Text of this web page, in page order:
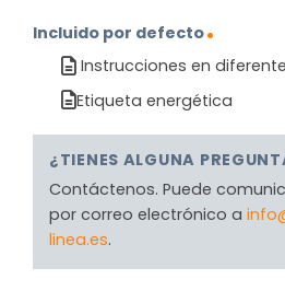
Incluido por defecto
Instrucciones en
Etiqueta energética
¿TIENES ALGUNA
Contáctenos. Puede
por correo electrónico a
linea.es.